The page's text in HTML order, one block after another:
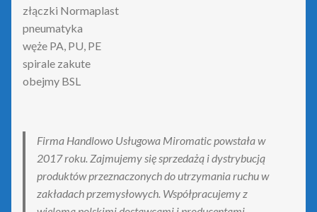
złączki Normaplast
pneumatyka
węże PA, PU, PE
spirale zakute
obejmy BSL
Firma Handlowo Usługowa Miromatic powstała w
2017 roku. Zajmujemy się sprzedażą i dystrybucją
produktów przeznaczonych do utrzymania ruchu w
zakładach przemysłowych. Współpracujemy z